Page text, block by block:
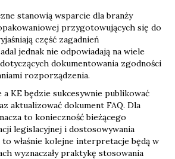
stanowią wsparcie dla branży
przygotowujących się do
część zagadnień
jednak nie odpowiadają na wiele
dokumentowania zgodności
rozporządzenia.
a KE będzie sukcesywnie publikować
aktualizować dokument FAQ. Dla
to konieczność bieżącego
legislacyjnej i dostosowywania
właśnie kolejne interpretacje będą w
wyznaczały praktykę stosowania